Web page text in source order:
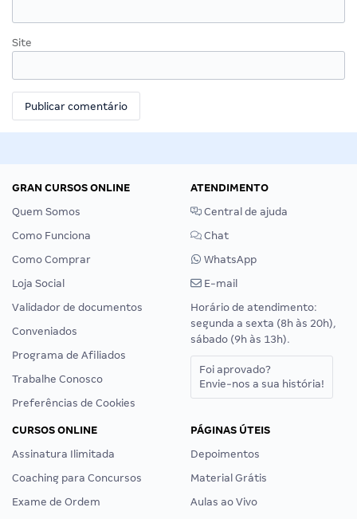
Site
GRAN CURSOS ONLINE
Quem Somos
Como Funciona
Como Comprar
Loja Social
Validador de documentos
Conveniados
Programa de Afiliados
Trabalhe Conosco
Preferências de Cookies
ATENDIMENTO
Central de ajuda
Chat
WhatsApp
E-mail
Horário de atendimento:
segunda a sexta (8h às 20h),
sábado (9h às 13h).
Foi aprovado?
Envie-nos a sua história!
CURSOS ONLINE
Assinatura Ilimitada
Coaching para Concursos
Exame de Ordem
PÁGINAS ÚTEIS
Depoimentos
Material Grátis
Aulas ao Vivo